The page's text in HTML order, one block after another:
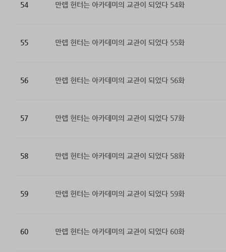
54 만렙 헌터는 아카데미의 교관이 되었다 54화
55 만렙 헌터는 아카데미의 교관이 되었다 55화
56 만렙 헌터는 아카데미의 교관이 되었다 56화
57 만렙 헌터는 아카데미의 교관이 되었다 57화
58 만렙 헌터는 아카데미의 교관이 되었다 58화
59 만렙 헌터는 아카데미의 교관이 되었다 59화
60 만렙 헌터는 아카데미의 교관이 되었다 60화